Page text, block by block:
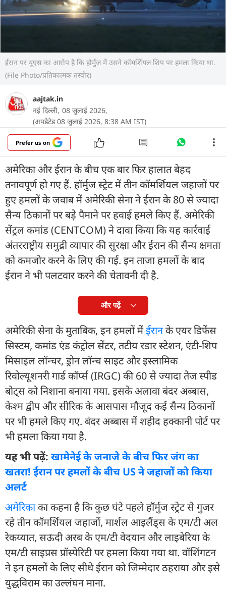
ईरान पर यूएस का आरोप है कि होर्मुज में उसने कॉमर्शियल शिप पर हमला किया था.
(File Photo/प्रतिकात्मक तस्वीर)
aajtak.in
नई दिल्ली, 08 जुलाई 2026,
(अपडेटेड 08 जुलाई 2026, 8:38 AM IST)
Prefer us on
अमेरिका और ईरान के बीच एक बार फिर हालात बेहद
तनावपूर्ण हो गए हैं. हॉर्मुज स्ट्रेट में तीन कॉमर्शियल जहाजों पर
हुए हमलों के जवाब में अमेरिकी सेना ने ईरान के 80 से ज्यादा
सैन्य ठिकानों पर बड़े पैमाने पर हवाई हमले किए हैं. अमेरिकी
सेंट्रल कमांड (CENTCOM) ने दावा किया कि यह कार्रवाई
अंतरराष्ट्रीय समुद्री व्यापार की सुरक्षा और ईरान की सैन्य क्षमता
को कमजोर करने के लिए की गई. इन ताजा हमलों के बाद
ईरान ने भी पलटवार करने की चेतावनी दी है.
और पढ़ें
अमेरिकी सेना के मुताबिक, इन हमलों मेंईरानके एयर डिफेंस
सिस्टम, कमांड एंड कंट्रोल सेंटर, तटीय रडार स्टेशन, एंटी-शिप
मिसाइल लॉन्चर, ड्रोन लॉन्च साइट और इस्लामिक
रिवोल्यूशनरी गार्ड कॉर्प्स (IRGC) की 60 से ज्यादा तेज स्पीड
बोट्स को निशाना बनाया गया. इसके अलावा बंदर अब्बास,
केश्म द्वीप और सीरिक के आसपास मौजूद कई सैन्य ठिकानों
पर भी हमले किए गए. बंदर अब्बास में शहीद हक्कानी पोर्ट पर
भी हमला किया गया है.
यह भी पढ़ें: खामेनेई के जनाजे के बीच फिर जंग का
खतरा! ईरान पर हमलों के बीच US ने जहाजों को किया
अलर्ट
अमेरिकाका कहना है कि कुछ घंटे पहले हॉर्मुज स्ट्रेट से गुजर
रहे तीन कॉमर्शियल जहाजों, मार्शल आइलैंड्स के एम/टी अल
रेकय्यात, सऊदी अरब के एम/टी वेदयान और लाइबेरिया के
एम/टी साइप्रस प्रॉस्पेरिटी पर हमला किया गया था. वॉशिंगटन
ने इन हमलों के लिए सीधे ईरान को जिम्मेदार ठहराया और इसे
युद्धविराम का उल्लंघन माना.